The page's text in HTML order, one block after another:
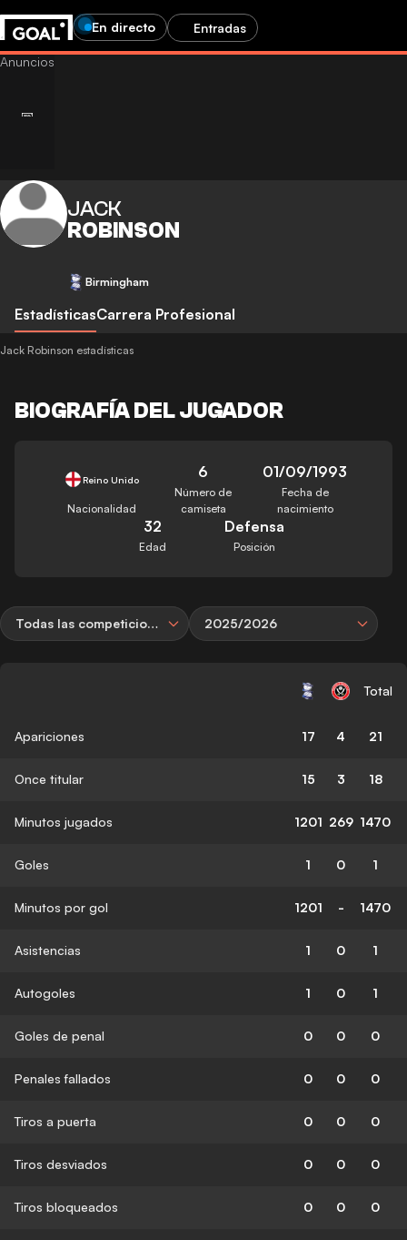
En directo Entradas
JACK
ROBINSON
Birmingham
EstadísticasCarrera Profesional
Jack Robinson estadísticas
BIOGRAFÍA DEL JUGADOR
Reino Unido
Nacionalidad
6
Número de
camiseta
01/09/1993
Fecha de
nacimiento
32
Edad
Defensa
Posición
Todas las competiciones 2025/2026
Total
Apariciones 17 4 21
Once titular 15 3 18
Minutos jugados 1201 269 1470
Goles 1 0 1
Minutos por gol 1201 - 1470
Asistencias 1 0 1
Autogoles 1 0 1
Goles de penal 0 0 0
Penales fallados 0 0 0
Tiros a puerta 0 0 0
Tiros desviados 0 0 0
Tiros bloqueados 0 0 0